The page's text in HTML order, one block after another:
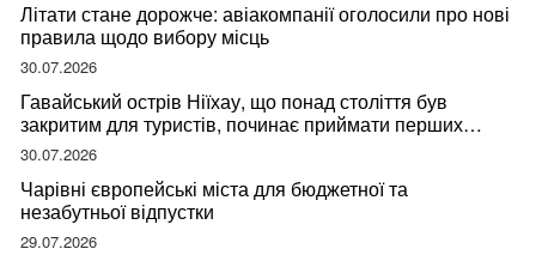
Літати стане дорожче: авіакомпанії оголосили про нові
правила щодо вибору місць
30.07.2026
Гавайський острів Ніїхау, що понад століття був
закритим для туристів, починає приймати перших
відвідувачів
30.07.2026
Чарівні європейські міста для бюджетної та
незабутньої відпустки
29.07.2026